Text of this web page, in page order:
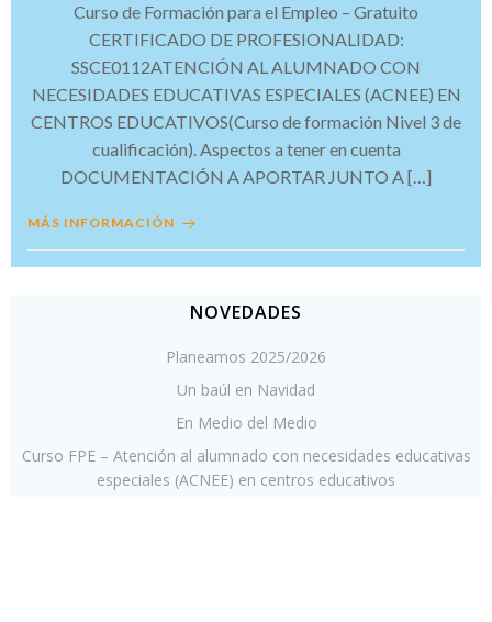
Curso de Formación para el Empleo – Gratuito
CERTIFICADO DE PROFESIONALIDAD:
SSCE0112ATENCIÓN AL ALUMNADO CON
NECESIDADES EDUCATIVAS ESPECIALES (ACNEE) EN
CENTROS EDUCATIVOS(Curso de formación Nivel 3 de
cualificación). Aspectos a tener en cuenta
DOCUMENTACIÓN A APORTAR JUNTO A […]
MÁS INFORMACIÓN
NOVEDADES
Planeamos 2025/2026
Un baúl en Navidad
En Medio del Medio
Curso FPE – Atención al alumnado con necesidades educativas
especiales (ACNEE) en centros educativos